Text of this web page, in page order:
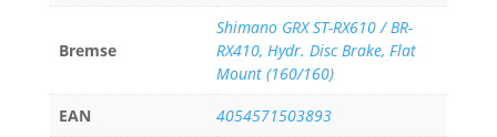
Bremse
Shimano GRX ST-RX610 / BR-
RX410, Hydr. Disc Brake, Flat
Mount (160/160)
EAN
4054571503893